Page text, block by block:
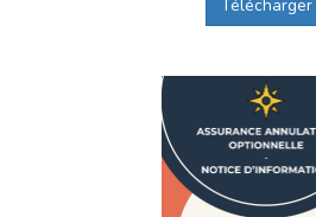
Télécharger